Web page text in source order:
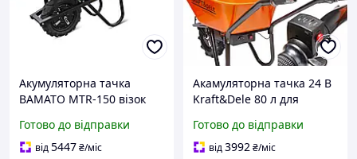
Акумуляторна тачка
BAMATO MTR-150 візок
Готово до відправки
від5447₴/міс
Акамуляторна тачка 24 В
Kraft&Dele 80 л для
кг
Готово до відправки
від3992₴/міс